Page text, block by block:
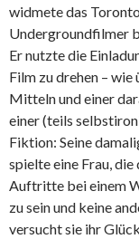
widmete das
Undergroundfilmer
Er nutzte die
Film zu drehen –
Mitteln und einer
einer (teils
Fiktion: Seine
spielte eine Frau,
Auftritte bei einem
zu sein und keine
versucht sie ihr